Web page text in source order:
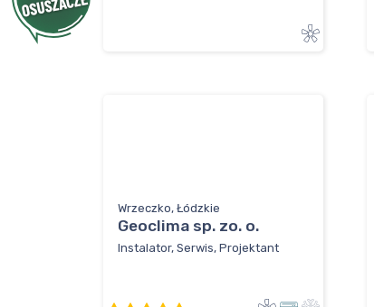
Wrzeczko, Łódzkie
Geoclima sp. zo. o.
Instalator, Serwis, Projektant